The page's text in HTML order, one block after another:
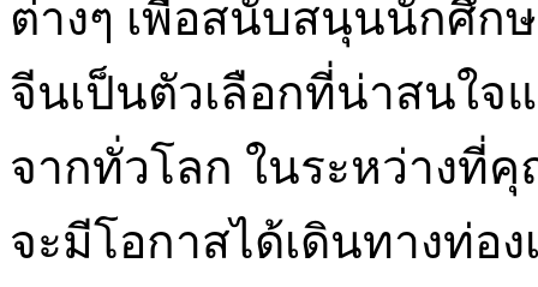
ต่างๆ เพื่อสนับสนุนนักศึก
จีนเป็นตัวเลือกที่น่าสนใจ
จากทั่วโลก ในระหว่างที่
จะมีโอกาสได้เดินทางท่อ